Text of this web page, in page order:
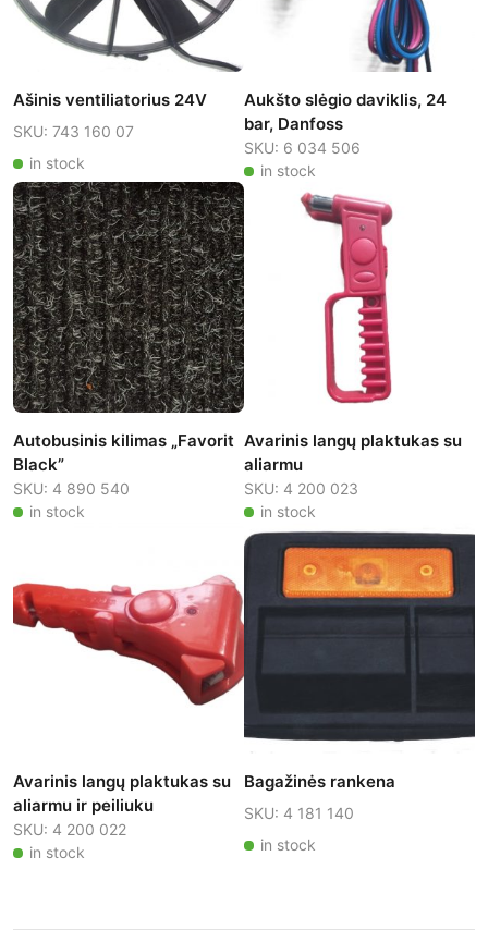
Ašinis ventiliatorius 24V
SKU: 743 160 07
in stock
Aukšto slėgio daviklis, 24
bar, Danfoss
SKU: 6 034 506
in stock
Autobusinis kilimas „Favorit
Black”
SKU: 4 890 540
in stock
Avarinis langų plaktukas su
aliarmu
SKU: 4 200 023
in stock
Avarinis langų plaktukas su
aliarmu ir peiliuku
SKU: 4 200 022
in stock
Bagažinės rankena
SKU: 4 181 140
in stock